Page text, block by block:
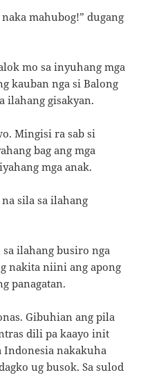
mahubog!” dugang
mo sa inyuhang mga
kauban nga si Balong
ilahang gisakyan.
Mingisi ra sab si
bag ang mga
mga anak.
sila sa ilahang
sa ilahang busiro nga
nakita niini ang apong
panagatan.
Gibuhian ang pila
dili pa kaayo init
Indonesia nakakuha
ug busok. Sa sulod